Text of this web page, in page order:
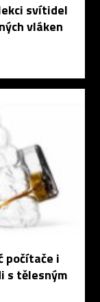
svítidel
vláken
počítače i
s tělesným